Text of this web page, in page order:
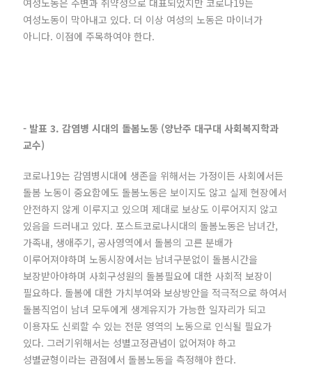
여성노동은 주변과 취약성으로 대표되었지만 코로나19는
여성노동이 막아내고 있다. 더 이상 여성의 노동은 마이너가
아니다. 이점에 주목하여야 한다.
- 발표 3. 감염병 시대의 돌봄노동 (양난주 대구대 사회복지학과
교수)
코로나19는 감염병시대에 생존을 위해서는 가정이든 사회에서든
돌봄 노동이 중요함에도 돌봄노동은 보이지도 않고 실제 현장에서
안전하지 않게 이루지고 있으며 제대로 보상도 이루어지지 않고
있음을 드러내고 있다. 포스트코로나시대의 돌봄노동은 남녀간,
가족내, 생애주기, 공사영역에서 돌봄의 고른 분배가
이루어져야하며 노동시장에서는 남녀구분없이 돌봄시간을
보장받아야하며 사회구성원의 돌봄필요에 대한 사회적 보장이
필요하다. 돌봄에 대한 가치부여와 보상방안을 적극적으로 하여서
돌봄직업이 남녀 모두에게 생계유지가 가능한 일자리가 되고
이용자도 신뢰할 수 있는 전문 영역의 노동으로 인식될 필요가
있다. 그러기위해서는 성별고정관념이 없어져야 하고
성별균형이라는 관점에서 돌봄노동을 측정해야 한다.